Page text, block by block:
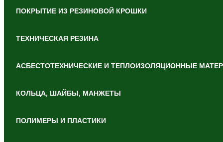
ПОКРЫТИЕ ИЗ РЕЗИНОВОЙ КРОШКИ
ТЕХНИЧЕСКАЯ РЕЗИНА
АСБЕСТОТЕХНИЧЕСКИЕ И ТЕПЛОИЗОЛЯЦИОННЫЕ
КОЛЬЦА, ШАЙБЫ, МАНЖЕТЫ
ПОЛИМЕРЫ И ПЛАСТИКИ